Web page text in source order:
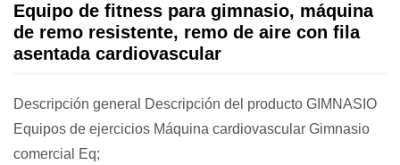
Equipo de fitness para gimnasio, máquina
de remo resistente, remo de aire con fila
asentada cardiovascular
Descripción general Descripción del producto GIMNASIO
Equipos de ejercicios Máquina cardiovascular Gimnasio
comercial Eq;